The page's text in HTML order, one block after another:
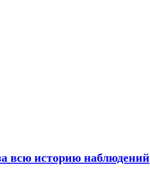
всю историю наблюдений